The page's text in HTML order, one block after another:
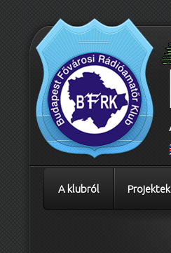
A klubról Projektek